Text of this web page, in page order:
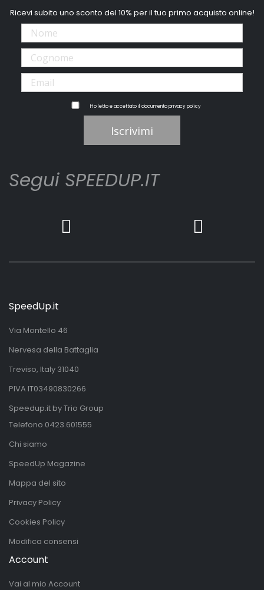
Ricevi subito uno sconto del 10% per il tuo primo acquisto online!
Ho letto e accettato il documentoprivacy policy
Iscrivimi
Segui SPEEDUP.IT
SpeedUp.it
Via Montello 46
Nervesa della Battaglia
Treviso, Italy 31040
PIVA IT03490830266
Speedup.it by Trio Group
Telefono 0423.601555
Chi siamo
SpeedUp Magazine
Mappa del sito
Privacy Policy
Cookies Policy
Modifica consensi
Account
Vai al mio Account